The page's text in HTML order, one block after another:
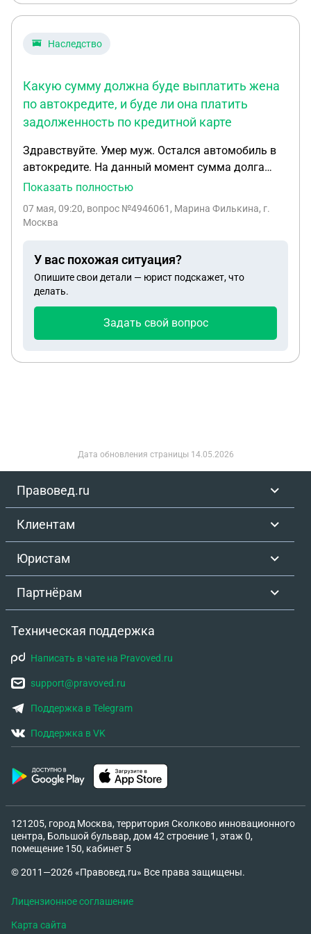
находятся хозяева этого участка и спрашивают
участок. Как быть теперь в данной ситуации, мы
Наследство
Какую сумму должна буде выплатить жена
по автокредите, и буде ли она платить
задолженность по кредитной карте
Здравствуйте. Умер муж. Остался автомобиль в
автокредите. На данный момент сумма долга
1800 тыс.руб. Плюс долг по кредитной карте 130
произведена оценка автомобиля, стоимость авто
она платить задолженность по кредитной карте
Показать полностью
07 мая, 09:20, вопрос №4946061, Марина Филькина, г.
Москва
У вас похожая ситуация?
Опишите свои детали — юрист подскажет, что
делать.
Задать свой вопрос
Дата обновления страницы 14.05.2026
Правовед.ru
Клиентам
Юристам
Партнёрам
Техническая поддержка
Написать в чате на Pravoved.ru
support@pravoved.ru
Поддержка в Telegram
Поддержка в VK
121205, город Москва, территория Сколково инновационного
центра, Большой бульвар, дом 42 строение 1, этаж 0,
помещение 150, кабинет 5
© 2011—2026 «Правовед.ru» Все права защищены.
Лицензионное соглашение
Карта сайта